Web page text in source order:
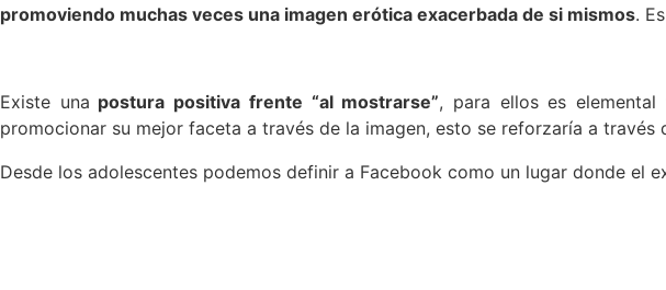
promoviendo muchas veces una imagen erótica exacerbada de si mismos.
Existe una postura positiva frente “al mostrarse”, para ellos es
promocionar su mejor faceta a través de la imagen, esto se reforzaría a
Desde los adolescentes podemos definir a Facebook como un lugar donde el